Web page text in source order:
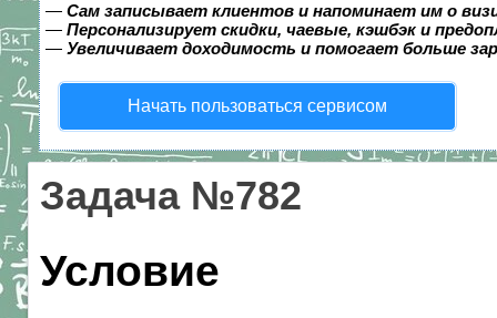
— Сам записывает клиентов и напоминает им о
— Персонализирует скидки, чаевые, кэшбэк и
— Увеличивает доходимость и помогает больше
Начать пользоваться сервисом
Задача №782
Условие